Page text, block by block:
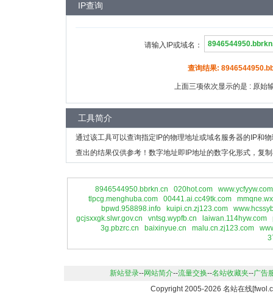
IP查询
请输入IP或域名：
查询结果:
上面三项依次显示的是 : 原始
工具简介
通过该工具可以查询指定IP的物理地址或域名服务器的IP和
查出的结果仅供参考！数字地址即IP地址的数字化形式，复
8946544950.bbrkn.cn 020hot.com
www.ycfyyw.com
tlpcg.menghuba.com
00441.ai.cc49tk.com
bpwd.958898.info
kuipi.cn.zj123.com
gcjsxxgk.slwr.gov.cn
vntsg.wypfb.cn laiwan.114hyw.com
3g.pbzrc.cn
baixinyue.cn malu.cn.zj123.com
新站登录--网站简介--流量交换--名站收藏夹--广告
Copyright 2005-2026 名站在线